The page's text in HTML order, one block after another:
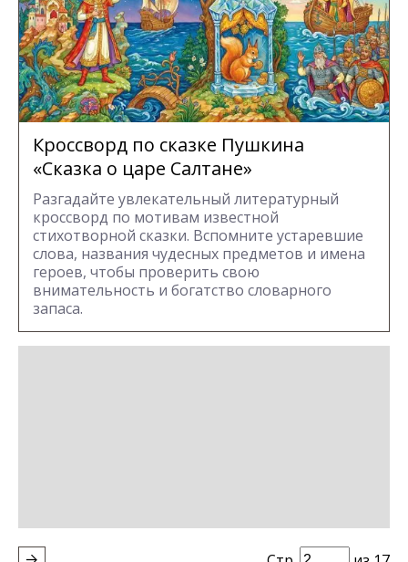
Кроссворд по сказке Пушкина
«Сказка о царе Салтане»
Разгадайте увлекательный литературный
кроссворд по мотивам известной
стихотворной сказки. Вспомните устаревшие
слова, названия чудесных предметов и имена
героев, чтобы проверить свою
внимательность и богатство словарного
запаса.